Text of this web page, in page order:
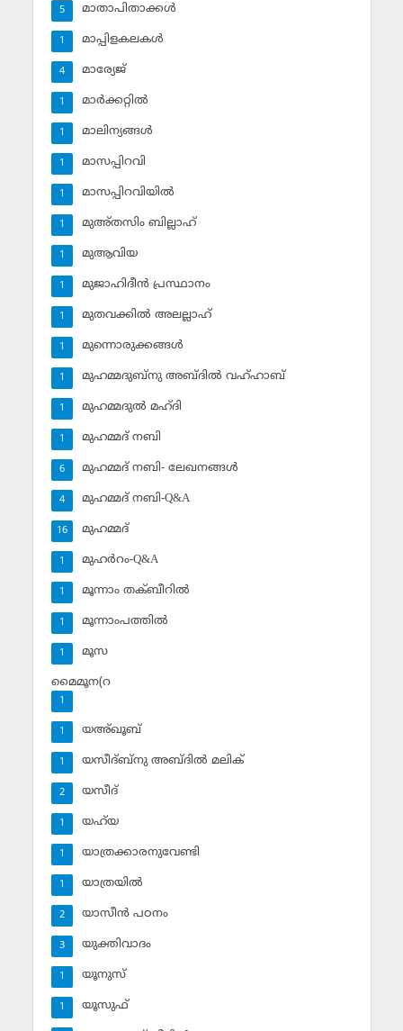
മാതാപിതാക്കള്‍
5
മാപ്പിളകലകള്‍
1
മാര്യേജ്
4
മാര്‍ക്കറ്റില്‍
1
മാലിന്യങ്ങള്‍
1
മാസപ്പിറവി
1
മാസപ്പിറവിയില്‍
1
മുഅ്തസിം ബില്ലാഹ്
1
മുആവിയ
1
മുജാഹിദീന്‍ പ്രസ്ഥാനം
1
മുതവക്കില്‍ അലല്ലാഹ്
1
മുന്നൊരുക്കങ്ങള്‍
1
മുഹമ്മദുബ്‌നു അബ്ദില്‍ വഹ്ഹാബ്
1
മുഹമ്മദുല്‍ മഹ്ദി
1
മുഹമ്മദ് നബി
1
മുഹമ്മദ് നബി- ലേഖനങ്ങള്‍
6
മുഹമ്മദ് നബി-Q&A
4
മുഹമ്മദ്‌
16
മുഹര്‍റം-Q&A
1
മൂന്നാം തക്ബീറില്‍
1
മൂന്നാംപത്തില്‍
1
മൂസ
1
മൈമൂന(റ
1
യഅ്ഖൂബ്‌
1
യസീദ്ബ്‌നു അബ്ദില്‍ മലിക്‌
1
യസീദ്‌
2
യഹ്‌യ
1
യാത്രക്കാരനുവേണ്ടി
1
യാത്രയില്‍
1
യാസീന്‍ പഠനം
2
യുക്തിവാദം
3
യൂനുസ്‌
1
യൂസുഫ്‌
1